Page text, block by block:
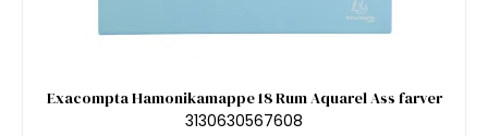
Exacompta Hamonikamappe 18 Rum Aquarel Ass farver
3130630567608